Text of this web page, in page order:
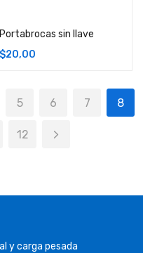
Portabrocas sin llave
$20,00
5 6 7 8
12
y carga pesada